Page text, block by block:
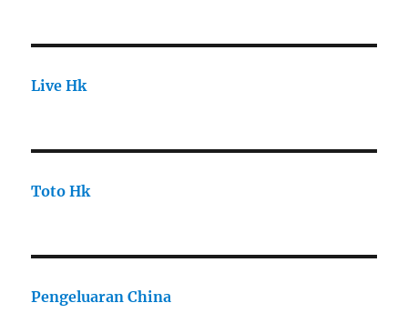
Live Hk
Toto Hk
Pengeluaran China